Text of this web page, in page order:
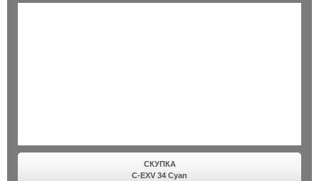
СКУПКА
C-EXV 34 Cyan